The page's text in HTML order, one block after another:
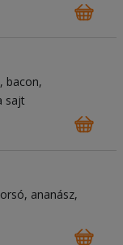
bacon
sajt
ananász